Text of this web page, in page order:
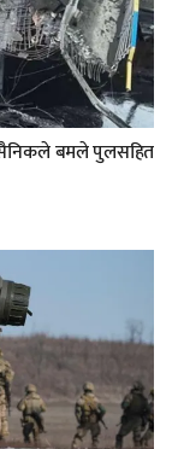
बमले पुलसहित